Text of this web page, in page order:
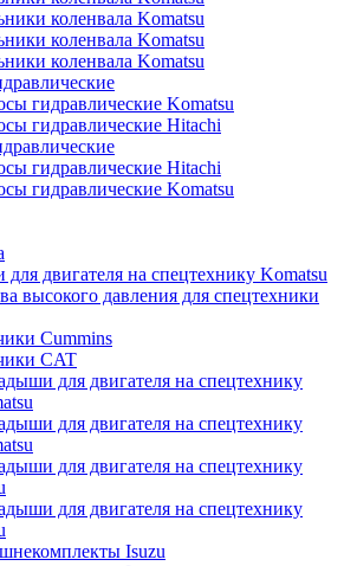
коленвала Komatsu
коленвала Komatsu
коленвала Komatsu
гидравлические Komatsu
гидравлические Hitachi
гидравлические Hitachi
гидравлические Komatsu
двигателя на спецтехнику Komatsu
высокого давления для спецтехники
Cummins
CAT
для двигателя на спецтехнику
для двигателя на спецтехнику
для двигателя на спецтехнику
для двигателя на спецтехнику
Isuzu